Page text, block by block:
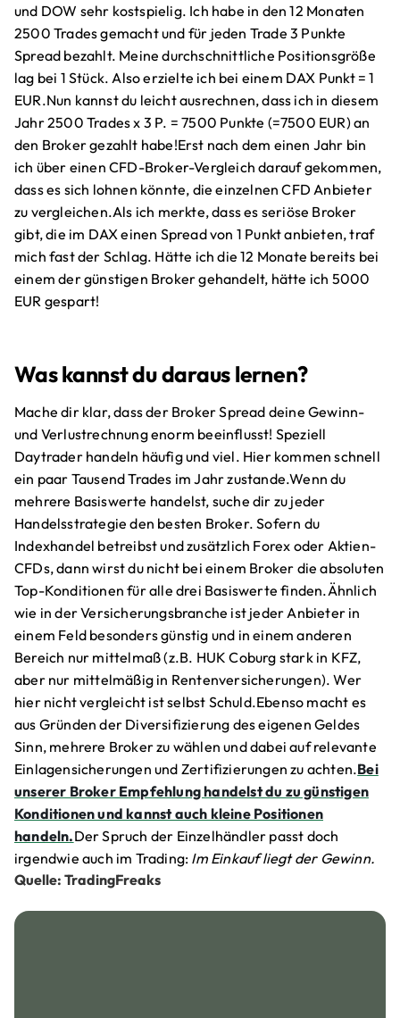
und DOW sehr kostspielig. Ich habe in den 12 Monaten
2500 Trades gemacht und für jeden Trade 3 Punkte
Spread bezahlt. Meine durchschnittliche Positionsgröße
lag bei 1 Stück. Also erzielte ich bei einem DAX Punkt = 1
EUR.Nun kannst du leicht ausrechnen, dass ich in diesem
Jahr 2500 Trades x 3 P. = 7500 Punkte (=7500 EUR) an
den Broker gezahlt habe!Erst nach dem einen Jahr bin
ich über einen CFD-Broker-Vergleich darauf gekommen,
dass es sich lohnen könnte, die einzelnen CFD Anbieter
zu vergleichen.Als ich merkte, dass es seriöse Broker
gibt, die im DAX einen Spread von 1 Punkt anbieten, traf
mich fast der Schlag. Hätte ich die 12 Monate bereits bei
einem der günstigen Broker gehandelt, hätte ich 5000
EUR gespart!
Was kannst du daraus lernen?
Mache dir klar, dass der Broker Spread deine Gewinn-
und Verlustrechnung enorm beeinflusst! Speziell
Daytrader handeln häufig und viel. Hier kommen schnell
ein paar Tausend Trades im Jahr zustande.Wenn du
mehrere Basiswerte handelst, suche dir zu jeder
Handelsstrategie den besten Broker. Sofern du
Indexhandel betreibst und zusätzlich Forex oder Aktien-
CFDs, dann wirst du nicht bei einem Broker die absoluten
Top-Konditionen für alle drei Basiswerte finden.Ähnlich
wie in der Versicherungsbranche ist jeder Anbieter in
einem Feld besonders günstig und in einem anderen
Bereich nur mittelmaß (z.B. HUK Coburg stark in KFZ,
aber nur mittelmäßig in Rentenversicherungen). Wer
hier nicht vergleicht ist selbst Schuld.Ebenso macht es
aus Gründen der Diversifizierung des eigenen Geldes
Sinn, mehrere Broker zu wählen und dabei auf relevante
Einlagensicherungen und Zertifizierungen zu achten.Bei
unserer Broker Empfehlung handelst du zu günstigen
Konditionen und kannst auch kleine Positionen
handeln.Der Spruch der Einzelhändler passt doch
irgendwie auch im Trading: Im Einkauf liegt der Gewinn.
Quelle: TradingFreaks